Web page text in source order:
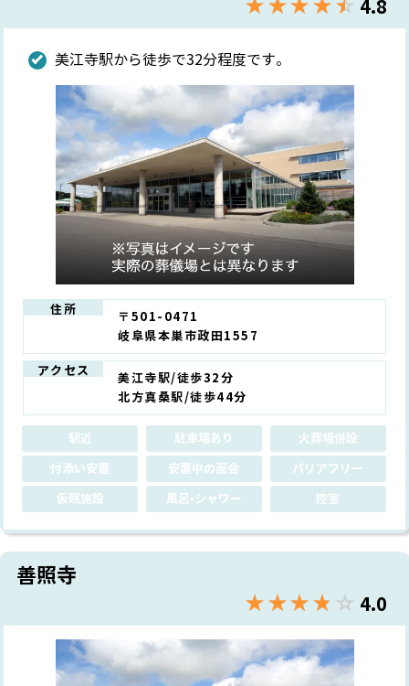
★★★★★
☆☆☆☆☆ 4.8
美江寺駅から徒歩で32分程度です。
住所
〒501-0471
岐阜県本巣市政田1557
アクセス
美江寺駅/徒歩32分
北方真桑駅/徒歩44分
駅近 駐車場あり
火葬場併設
付添い安置
安置中の面会
バリアフリー
仮眠施設
風呂•シャワー 控室
善照寺
★★★★★
☆☆☆☆☆ 4.0